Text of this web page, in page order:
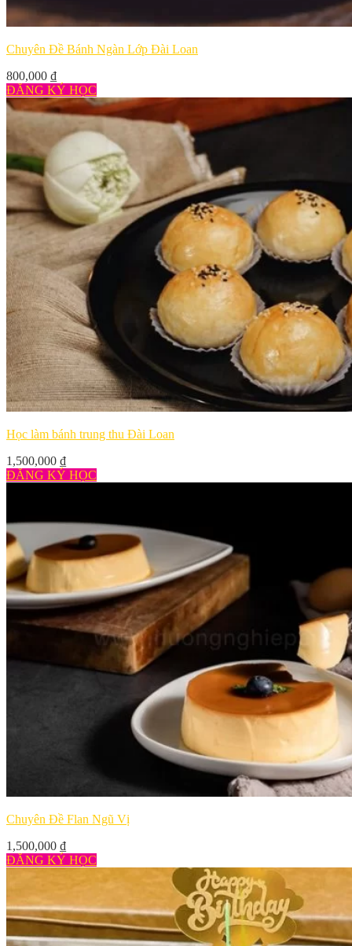
Chuyên Đề Bánh Ngàn Lớp Đài Loan
800,000 ₫
ĐĂNG KÝ HỌC
Học làm bánh trung thu Đài Loan
1,500,000 ₫
ĐĂNG KÝ HỌC
Chuyên Đề Flan Ngũ Vị
1,500,000 ₫
ĐĂNG KÝ HỌC